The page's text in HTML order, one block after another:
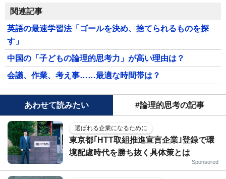
関連記事
英語の最速学習法「ゴールを決め、捨てられるものを探
す」
中国の「子どもの論理的思考力」が高い理由は？
会議、作業、考え事……最適な時間帯は？
あわせて読みたい #論理的思考の記事
選ばれる企業になるために
東京都｢HTT取組推進宣言企業｣登録で環
境配慮時代を勝ち抜く具体策とは
Sponsored